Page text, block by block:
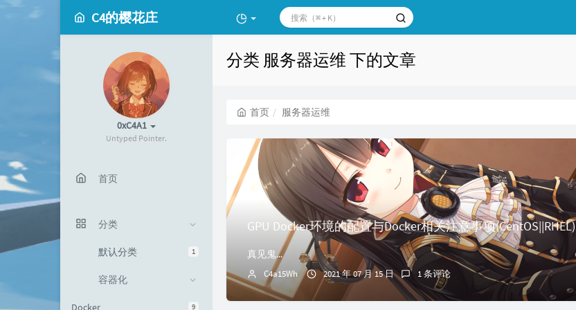
C4的樱花庄
0xC4A1
Untyped Pointer.
首页
分类
1
默认分类
容器化
9
Docker
分类 服务器运维 下的文章
首页 服务器运维
GPU Docker环境的配置与Docker相关注意事项(CentOS||RHEL)
真见鬼...
C4a15Wh 2021 年 07 月 15 日 1 条评论